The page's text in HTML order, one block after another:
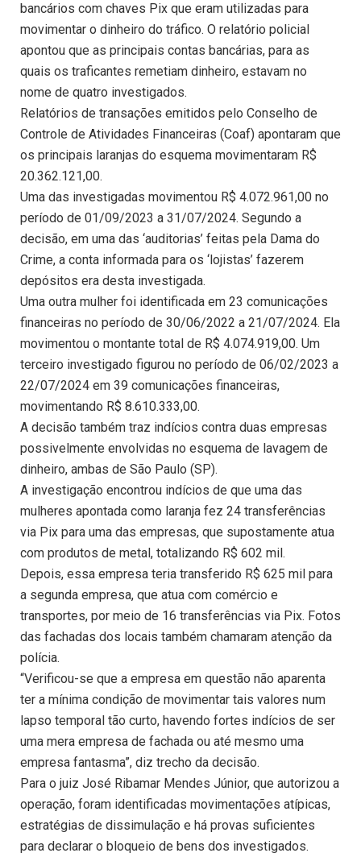
bancários com chaves Pix que eram utilizadas para
movimentar o dinheiro do tráfico. O relatório policial
apontou que as principais contas bancárias, para as
quais os traficantes remetiam dinheiro, estavam no
nome de quatro investigados.
Relatórios de transações emitidos pelo Conselho de
Controle de Atividades Financeiras (Coaf) apontaram que
os principais laranjas do esquema movimentaram R$
20.362.121,00.
Uma das investigadas movimentou R$ 4.072.961,00 no
período de 01/09/2023 a 31/07/2024. Segundo a
decisão, em uma das ‘auditorias’ feitas pela Dama do
Crime, a conta informada para os ‘lojistas’ fazerem
depósitos era desta investigada.
Uma outra mulher foi identificada em 23 comunicações
financeiras no período de 30/06/2022 a 21/07/2024. Ela
movimentou o montante total de R$ 4.074.919,00. Um
terceiro investigado figurou no período de 06/02/2023 a
22/07/2024 em 39 comunicações financeiras,
movimentando R$ 8.610.333,00.
A decisão também traz indícios contra duas empresas
possivelmente envolvidas no esquema de lavagem de
dinheiro, ambas de São Paulo (SP).
A investigação encontrou indícios de que uma das
mulheres apontada como laranja fez 24 transferências
via Pix para uma das empresas, que supostamente atua
com produtos de metal, totalizando R$ 602 mil.
Depois, essa empresa teria transferido R$ 625 mil para
a segunda empresa, que atua com comércio e
transportes, por meio de 16 transferências via Pix. Fotos
das fachadas dos locais também chamaram atenção da
polícia.
“Verificou-se que a empresa em questão não aparenta
ter a mínima condição de movimentar tais valores num
lapso temporal tão curto, havendo fortes indícios de ser
uma mera empresa de fachada ou até mesmo uma
empresa fantasma”, diz trecho da decisão.
Para o juiz José Ribamar Mendes Júnior, que autorizou a
operação, foram identificadas movimentações atípicas,
estratégias de dissimulação e há provas suficientes
para declarar o bloqueio de bens dos investigados.